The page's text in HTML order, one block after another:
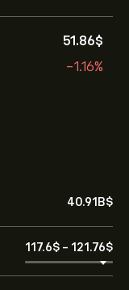
51.86‎$‎
-1.16%
40.91B‎$‎
117.6‎$‎ - 121.76‎$‎